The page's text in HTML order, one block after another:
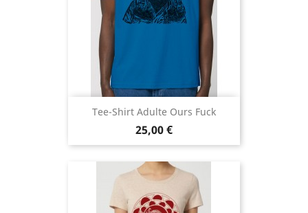
Tee-Shirt Adulte Ours Fuck
Prix
25,00 €